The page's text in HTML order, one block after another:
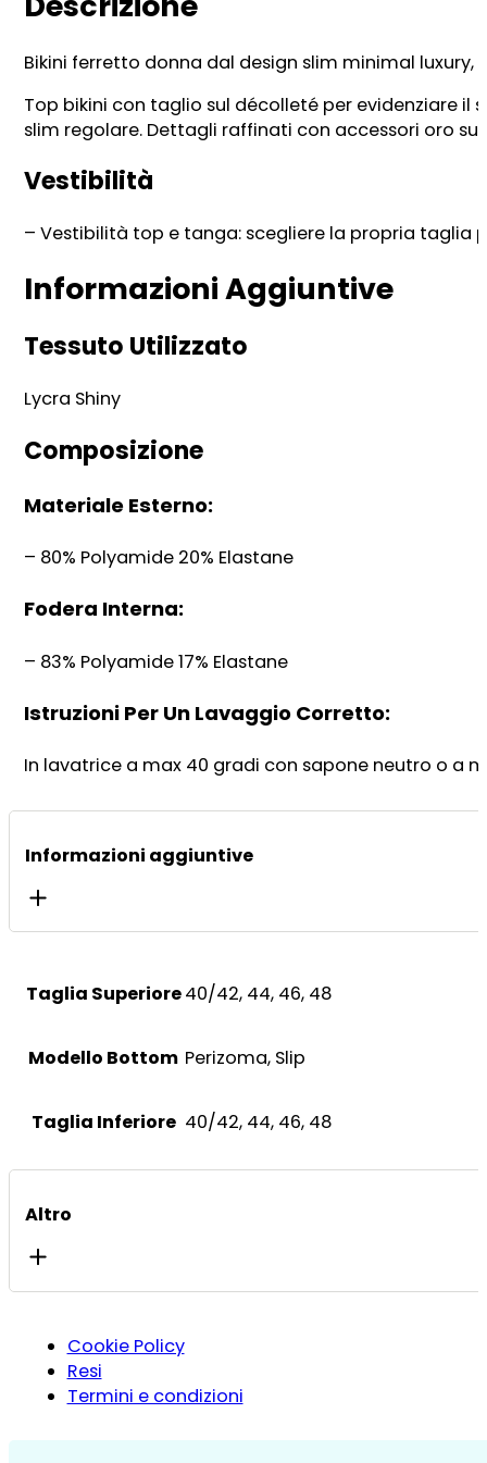
Bikini ferretto donna dal design slim minimal luxury,
Top bikini con taglio sul décolleté per evidenziare il
slim regolare. Dettagli raffinati con accessori oro
Vestibilità
– Vestibilità top e tanga: scegliere la propria taglia
Informazioni Aggiuntive
Tessuto Utilizzato
Lycra Shiny
Composizione
Materiale Esterno:
– 80% Polyamide 20% Elastane
Fodera Interna:
– 83% Polyamide 17% Elastane
Istruzioni Per Un Lavaggio Corretto:
In lavatrice a max 40 gradi con sapone neutro o a
Informazioni aggiuntive
Taglia Superiore40/42, 44, 46, 48
Modello Bottom Perizoma, Slip
Taglia Inferiore 40/42, 44, 46, 48
Altro
Cookie Policy
Resi
Termini e condizioni